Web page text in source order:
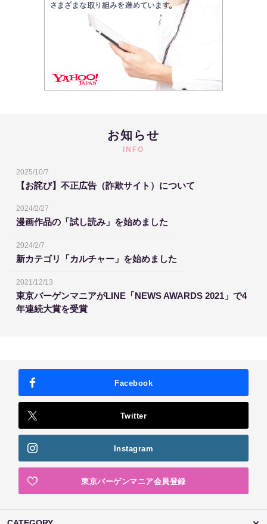
お知らせ
INFO
2025/10/7
【お詫び】不正広告（詐欺サイト）について
2024/2/27
漫画作品の「試し読み」を始めました
2024/2/7
新カテゴリ「カルチャー」を始めました
2021/12/13
東京バーゲンマニアがLINE「NEWS AWARDS 2021」で4
年連続大賞を受賞
Facebook
Twitter
Instagram
東京バーゲンマニア会員登録